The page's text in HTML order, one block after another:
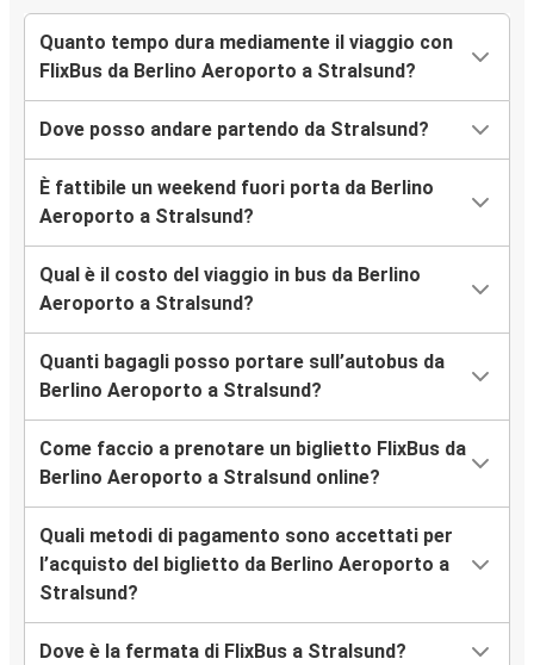
Quanto tempo dura mediamente il viaggio con
FlixBus da Berlino Aeroporto a Stralsund?
Dove posso andare partendo da Stralsund?
È fattibile un weekend fuori porta da Berlino
Aeroporto a Stralsund?
Qual è il costo del viaggio in bus da Berlino
Aeroporto a Stralsund?
Quanti bagagli posso portare sull’autobus da
Berlino Aeroporto a Stralsund?
Come faccio a prenotare un biglietto FlixBus da
Berlino Aeroporto a Stralsund online?
Quali metodi di pagamento sono accettati per
l’acquisto del biglietto da Berlino Aeroporto a
Stralsund?
Dove è la fermata di FlixBus a Stralsund?